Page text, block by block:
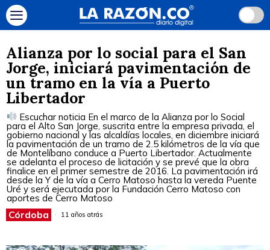
Alianza por lo social para el San
Jorge, iniciará pavimentación de
un tramo en la vía a Puerto
Libertador
Escuchar noticia En el marco de la Alianza por lo Social
para el Alto San Jorge, suscrita entre la empresa privada, el
gobierno nacional y las alcaldías locales, en diciembre iniciará
la pavimentación de un tramo de 2.5 kilómetros de la vía que
de Montelíbano conduce a Puerto Libertador. Actualmente
se adelanta el proceso de licitación y se prevé que la obra
finalice en el primer semestre de 2016. La pavimentación irá
desde la Y de la vía a Cerro Matoso hasta la vereda Puente
Uré y será ejecutada por la Fundación Cerro Matoso con
aportes de Cerro Matoso
Córdoba 11 años atrás